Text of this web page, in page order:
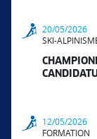
20/05/2026
SKI-
12/05/2026
FORMATION